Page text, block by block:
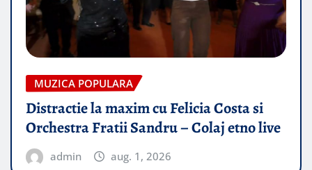
MUZICA POPULARA
Distractie la maxim cu Felicia Costa si
Orchestra Fratii Sandru – Colaj etno live
admin aug. 1, 2026